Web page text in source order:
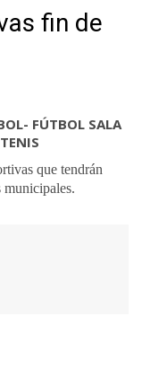
fin de
FÚTBOL SALA
que tendrán
municipales.